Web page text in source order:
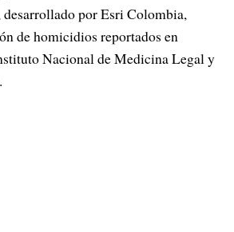
por Esri Colombia,
de homicidios reportados en
Nacional de Medicina Legal y